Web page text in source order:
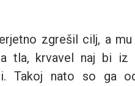
zgrešil cilj, a
tla, krvavel naj bi iz
Takoj nato so ga